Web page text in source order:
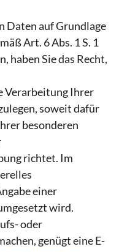
Daten auf Grundlage
Art. 6 Abs. 1 S. 1
haben Sie das Recht,
Verarbeitung Ihrer
soweit dafür
besonderen
richtet. Im
einer
wird.
oder
genügt eine E-